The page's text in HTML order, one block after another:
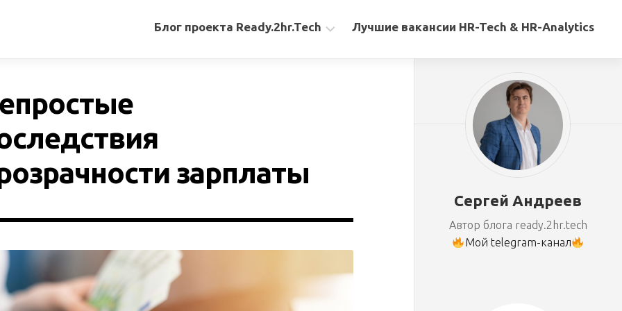
Блог проекта Ready.2hr.Tech
материалы
Лучшие вакансии HR-Tech & HR-Analytics
зарплаты
Сергей Андреев
Автор блога ready.2hr.tech
Мой telegram-канал